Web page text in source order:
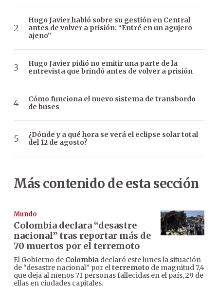
Hugo Javier habló sobre su gestión en Central
antes de volver a prisión: “Entré en un agujero
ajeno”
Hugo Javier pidió no emitir una parte de la
entrevista que brindó antes de volver a prisión
Cómo funciona el nuevo sistema de transbordo
de buses
¿Dónde y a qué hora se verá el eclipse solar total
del 12 de agosto?
Más contenido de esta sección
Mundo
Colombia declara “desastre
nacional” tras reportar más de
70 muertos por el terremoto
El Gobierno de Colombia declaró este lunes la situación
de “desastre nacional” por elterremoto de magnitud 7,4
que deja al menos 71 personas fallecidas en el país, 29 de
ellas en ciudades capitales.